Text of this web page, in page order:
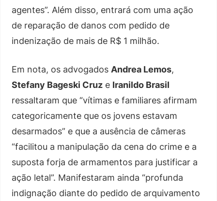
agentes”. Além disso, entrará com uma ação
de reparação de danos com pedido de
indenização de mais de R$ 1 milhão.
Em nota, os advogados Andrea Lemos,
Stefany Bageski Cruz e Iranildo Brasil
ressaltaram que “vítimas e familiares afirmam
categoricamente que os jovens estavam
desarmados” e que a ausência de câmeras
“facilitou a manipulação da cena do crime e a
suposta forja de armamentos para justificar a
ação letal”. Manifestaram ainda “profunda
indignação diante do pedido de arquivamento